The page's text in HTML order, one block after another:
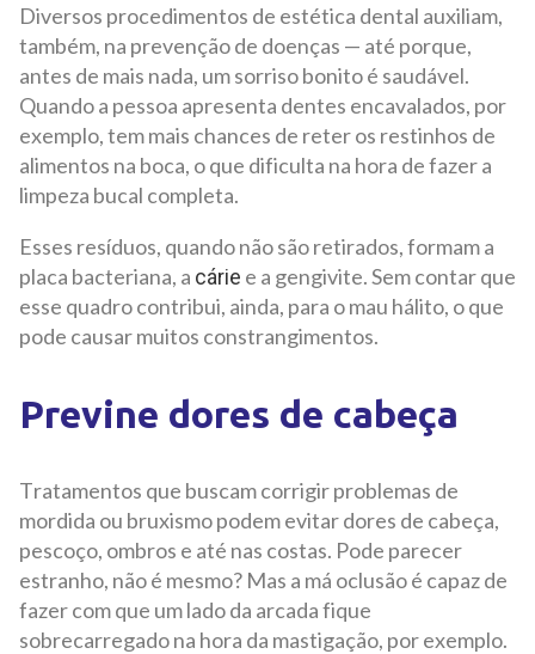
Diversos procedimentos de estética dental auxiliam,
também, na prevenção de doenças — até porque,
antes de mais nada, um sorriso bonito é saudável.
Quando a pessoa apresenta dentes encavalados, por
exemplo, tem mais chances de reter os restinhos de
alimentos na boca, o que dificulta na hora de fazer a
limpeza bucal completa.
Esses resíduos, quando não são retirados, formam a
placa bacteriana, a cárie e a gengivite. Sem contar que
esse quadro contribui, ainda, para o mau hálito, o que
pode causar muitos constrangimentos.
Previne dores de cabeça
Tratamentos que buscam corrigir problemas de
mordida ou bruxismo podem evitar dores de cabeça,
pescoço, ombros e até nas costas. Pode parecer
estranho, não é mesmo? Mas a má oclusão é capaz de
fazer com que um lado da arcada fique
sobrecarregado na hora da mastigação, por exemplo.